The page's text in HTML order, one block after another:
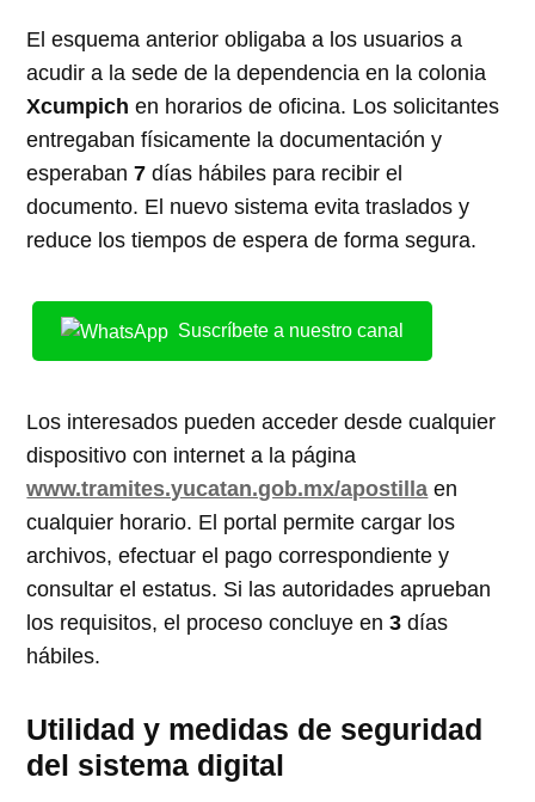
El esquema anterior obligaba a los usuarios a
acudir a la sede de la dependencia en la colonia
Xcumpich en horarios de oficina. Los solicitantes
entregaban físicamente la documentación y
esperaban7 días hábiles para recibir el
documento. El nuevo sistema evita traslados y
reduce los tiempos de espera de forma segura.
Suscríbete a nuestro canal
Los interesados pueden acceder desde cualquier
dispositivo con internet a la página
www.tramites.yucatan.gob.mx/apostilla en
cualquier horario. El portal permite cargar los
archivos, efectuar el pago correspondiente y
consultar el estatus. Si las autoridades aprueban
los requisitos, el proceso concluye en3 días
hábiles.
Utilidad y medidas de seguridad
del sistema digital